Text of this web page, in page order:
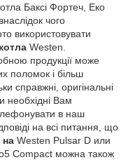
Баксі Фортеч, Еко
чого
використовувати
Westen.
продукції може
поломок і більш
справжні, оригінальні
необхідні Вам
в наш
на всі питання, що
на Westen Pulsar D или
Сompact можна також